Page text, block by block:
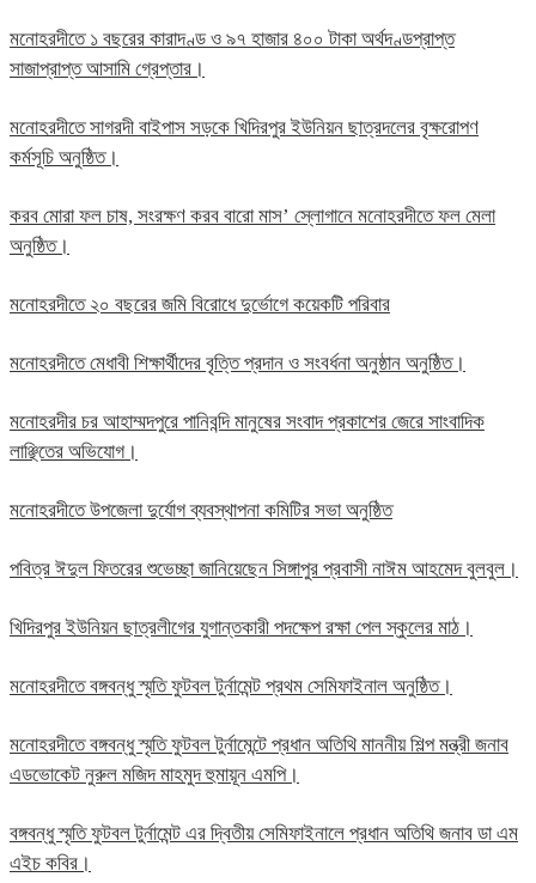
মনোহরদীতে ১ বছরের কারাদণ্ড ও ৯৭ হাজার ৪০০ টাকা অর্থদণ্ডপ্রাপ্ত
সাজাপ্রাপ্ত আসামি গ্রেপ্তার।
মনোহরদীতে সাগরদী বাইপাস সড়কে খিদিরপুর ইউনিয়ন ছাত্রদলের বৃক্ষরোপণ
কর্মসূচি অনুষ্ঠিত।
করব মোরা ফল চাষ, সংরক্ষণ করব বারো মাস’ স্লোগানে মনোহরদীতে ফল মেলা
অনুষ্ঠিত।
মনোহরদীতে ২০ বছরের জমি বিরোধে দুর্ভোগে কয়েকটি পরিবার
মনোহরদীতে মেধাবী শিক্ষার্থীদের বৃত্তি প্রদান ও সংবর্ধনা অনুষ্ঠান অনুষ্ঠিত।
মনোহরদীর চর আহাম্মদপুরে পানিবন্দি মানুষের সংবাদ প্রকাশের জেরে সাংবাদিক
লাঞ্ছিতের অভিযোগ।
মনোহরদীতে উপজেলা দুর্যোগ ব্যবস্থাপনা কমিটির সভা অনুষ্ঠিত
পবিত্র ঈদুল ফিতরের শুভেচ্ছা জানিয়েছেন সিঙ্গাপুর প্রবাসী নাঈম আহমেদ বুলবুল।
খিদিরপুর ইউনিয়ন ছাত্রলীগের যুগান্তকারী পদক্ষেপ রক্ষা পেল স্কুলের মাঠ।
মনোহরদীতে বঙ্গবন্ধু স্মৃতি ফুটবল টুর্নামেন্ট প্রথম সেমিফাইনাল অনুষ্ঠিত।
মনোহরদীতে বঙ্গবন্ধু স্মৃতি ফুটবল টুর্নামেন্টে প্রধান অতিথি মাননীয় শিল্প মন্ত্রী জনাব
এডভোকেট নুরুল মজিদ মাহমুদ হুমায়ূন এমপি।
বঙ্গবন্ধু স্মৃতি ফুটবল টুর্নামেন্ট এর দ্বিতীয় সেমিফাইনালে প্রধান অতিথি জনাব ডা এম
এইচ কবির।